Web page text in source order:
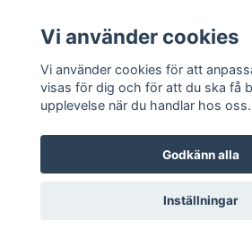
© 2026 TECHNORD
Vi använder cookies
Vi använder cookies för att
visas för dig och för att du ska få
upplevelse när du handlar hos oss.
Godkänn alla
Inställningar